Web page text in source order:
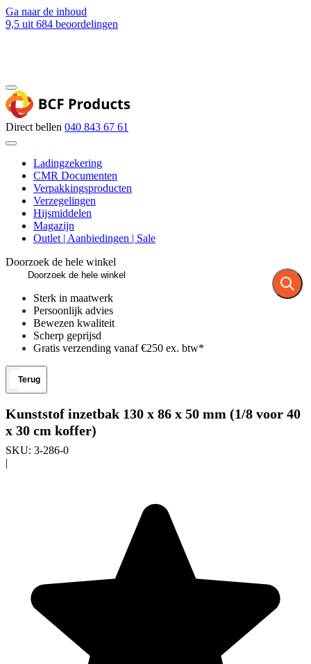
Ga naar de inhoud
9,5 uit 684 beoordelingen
Direct bellen 040 843 67 61
Ladingzekering
CMR Documenten
Verpakkingsproducten
Verzegelingen
Hijsmiddelen
Magazijn
Outlet | Aanbiedingen | Sale
Doorzoek de hele winkel
Sterk in maatwerk
Persoonlijk advies
Bewezen kwaliteit
Scherp geprijsd
Gratis verzending vanaf €250 ex. btw*
Terug
Kunststof inzetbak 130 x 86 x 50 mm (1/8 voor 40
x 30 cm koffer)
SKU: 3-286-0
|